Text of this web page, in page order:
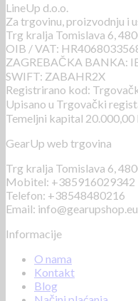
LineUp d.o.o.
Za trgovinu, proizvodnju i
Trg kralja Tomislava 6,
OIB / VAT:
ZAGREBAČKA BANKA:
SWIFT: ZABAHR2X
Registrirano kod:
Upisano u Trgovački
Temeljni kapital 20.000,00
GearUp web trgovina
Trg kralja Tomislava 6,
Mobitel: +385916029342
Telefon: +38548480216
Email: info@gearupshop.eu
Informacije
O nama
Kontakt
Blog